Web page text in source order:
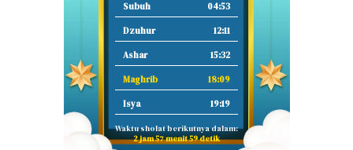
Subuh 04:53
Dzuhur 12:11
Ashar 15:32
Maghrib 18:09
Isya 19:19
Waktu sholat berikutnya dalam:
2 jam 57 menit 58 detik